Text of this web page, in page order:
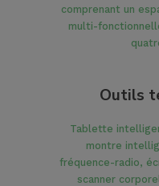
comprenant un
multi-
Outils
Tablette
montre
fréquence-radio,
scanner